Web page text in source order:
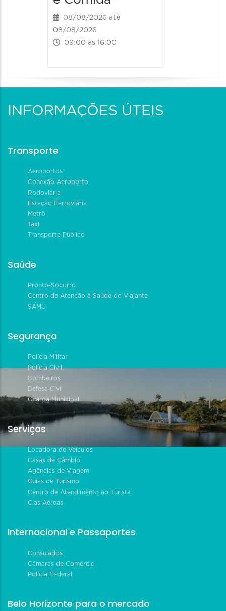
08/08/2026 até
08/08/2026
09:00 às 16:00
INFORMAÇÕES ÚTEIS
Transporte
Aeroportos
Conexão Aeroporto
Rodoviária
Estação Ferroviária
Metrô
Táxi
Transporte Público
Saúde
Pronto-Socorro
Centro de Atenção à Saúde do Viajante
SAMU
Segurança
Polícia Militar
Polícia Civil
Bombeiros
Defesa Civil
Guarda Municipal
Serviços
Locadora de Veículos
Casas de Câmbio
Agências de Viagem
Guias de Turismo
Centro de Atendimento ao Turista
Cias Aéreas
Internacional e Passaportes
Consulados
Câmaras de Comércio
Polícia Federal
Belo Horizonte para o mercado